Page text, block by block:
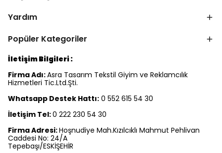
Yardım
Popüler Kategoriler
İletişim Bilgileri :
Firma Adı:Asra Tasarım Tekstil Giyim ve Reklamcılık
Hizmetleri Tic.Ltd.Şti.
Whatsapp Destek Hattı: 0 552 615 54 30
İletişim Tel:0 222 230 54 30
Firma Adresi:Hoşnudiye Mah.Kızılcıklı Mahmut Pehlivan
Caddesi No: 24/A
Tepebaşı/ESKİŞEHİR